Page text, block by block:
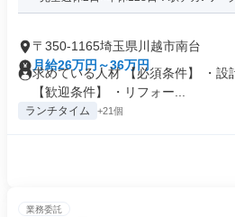
〒350-1165埼玉県川越市南台
月給26万円～36万円
求めている人材 【必須条件】 ・設
【歓迎条件】 ・リフォー...
ランチタイム +21個
業務委託